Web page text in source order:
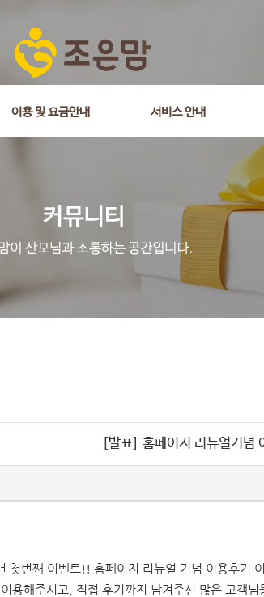
이용 및 요금안내 서비스 안내
[발표] 홈페이지 리뉴얼기념
첫번째 이벤트!! 홈페이지 리뉴얼 기념 이용후기
용해주시고, 직접 후기까지 남겨주신 많은 고객